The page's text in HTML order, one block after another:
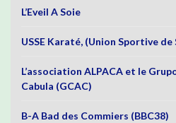
L’Eveil A Soie
USSE Karaté, (Union Sportive de
L’association ALPACA et le
Cabula (GCAC)
B-A Bad des Commiers (BBC38)